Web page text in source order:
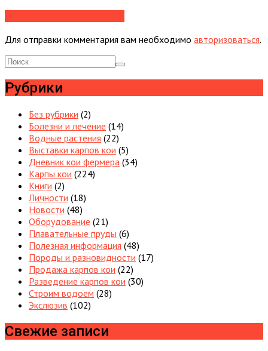
Для отправки комментария вам необходимо авторизоваться.
Рубрики
Без рубрики (2)
Болезни и лечение (14)
Водные растения (22)
Выставки карпов кои (5)
Дневник кои фермера (34)
Карпы кои (224)
Книги (2)
Личности (18)
Новости (48)
Оборудование (21)
Плавательные пруды (6)
Полезная информация (48)
Породы и разновидности (17)
Продажа карпов кои (22)
Разведение карпов кои (30)
Строим водоем (28)
Экслюзив (102)
Свежие записи